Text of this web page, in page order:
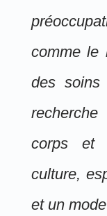
comme le
des soins
corps et
culture,
et un